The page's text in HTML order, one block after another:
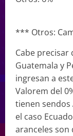
*** Otros:
Cabe precisar
Guatemala y
ingresan a
Valorem del
tienen sendos
el caso
aranceles son